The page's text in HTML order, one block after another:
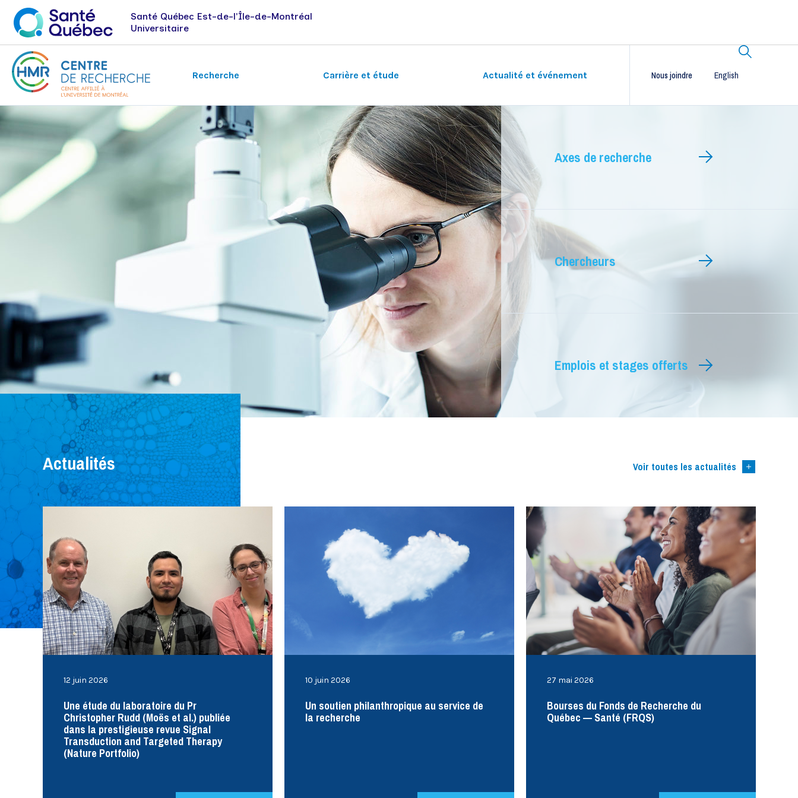
Santé Québec Est-de-l'Île-de-Montréal
Universitaire
Recherche
Axes de recherche
Immunologie et oncologie
Néphrologie
Autres domaines de recherche
Musculo-squelettique
Chercheurs réguliers
Anesthésie
Cardiologie
Nephrologie
Radio-oncologie
Sciences infirmières - Oncologie
Rhumatologie
Recherche évaluative
Plateaux techniques
Carrière et étude
Emplois et stages Vie étudiante
Actualité et événement
Nouvelles Séminaires du vendredi
Nous joindre English
Axes de recherche
Chercheurs
Emplois et stages offerts
Page d'accueil
Actualités Voir toutes les actualités
12 juin 2026
Une étude du laboratoire du Pr
Christopher Rudd (Moës et al.) publiée
dans la prestigieuse revue Signal
Transduction and Targeted Therapy
(Nature Portfolio)
10 juin 2026
Un soutien philanthropique au service de
la recherche
27 mai 2026
Bourses du Fonds de Recherche du
Québec — Santé (FRQS)